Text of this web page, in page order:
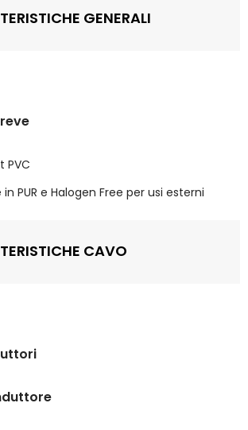
GENERALI
PVC
PUR e Halogen Free per usi esterni
CAVO